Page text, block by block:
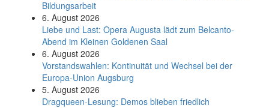
Bildungsarbeit
6. August 2026
Liebe und Last: Opera Augusta lädt zum Belcanto-
Abend im Kleinen Goldenen Saal
6. August 2026
Vorstandswahlen: Kontinuität und Wechsel bei der
Europa-Union Augsburg
5. August 2026
Dragqueen-Lesung: Demos blieben friedlich